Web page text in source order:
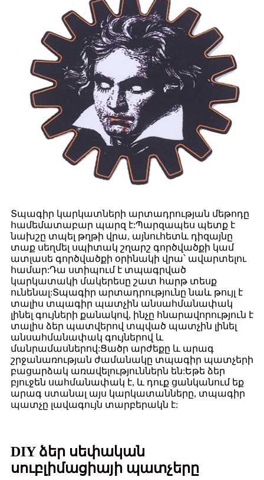
Տպագիր կարկատների արտադրության մեթոդը
համեմատաբար պարզ է:Պարզապես պետք է
նախշը տպել թղթի վրա, այնուհետև դիզայնը
տաք սեղմել սպիտակ շղարշ գործվածքի կամ
ատլասե գործվածքի օրինակի վրա՝ ավարտելու
համար:Դա ստիպում է տպագրված
կարկատակի մակերեսը շատ հարթ տեսք
ունենալ:Տպագիր արտադրությունը նաև թույլ է
տալիս տպագիր պատչին անսահմանափակ
լինել գույների քանակով, ինչը հնարավորություն է
տալիս ձեր պատվերով տպված պատչին լինել
անսահմանափակ գույներով և
մանրամասներով:Ցածր արժեքը և արագ
շրջանառության ժամանակը տպագիր պատչերի
բացարձակ առավելություններն են:Եթե ​​ձեր
բյուջեն սահմանափակ է, և դուք ցանկանում եք
արագ ստանալ այս կարկատանները, տպագիր
պատչը լավագույն տարբերակն է:
DIY ձեր սեփական
սուբլիմացիայի պատչերը